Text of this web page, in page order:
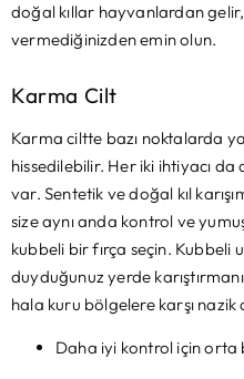
doğal kıllar hayvanlardan
vermediğinizden emin olun.
Karma Cilt
Karma ciltte bazı noktalarda
hissedilebilir. Her iki ihtiyacı da
var. Sentetik ve doğal kıl
size aynı anda kontrol ve
kubbeli bir fırça seçin. Kubbeli
duyduğunuz yerde
hala kuru bölgelere karşı nazik
Daha iyi kontrol için orta